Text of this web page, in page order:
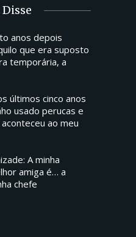
anos depois
que era suposto
temporária, a
últimos cinco anos
usado perucas e
ao meu
A minha
amiga é… a
chefe